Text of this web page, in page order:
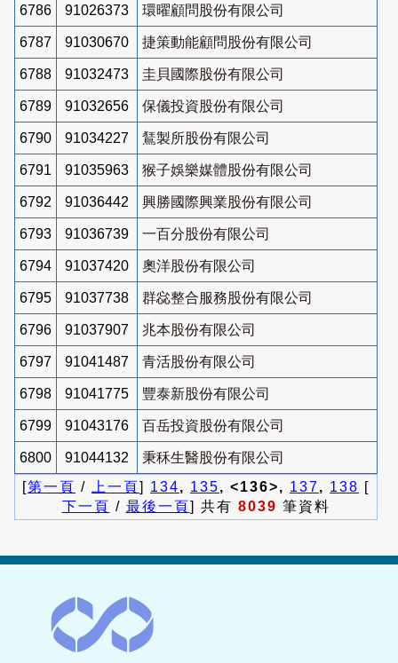
6786 91026373 環曜顧問股份有限公司
6787 91030670 捷策動能顧問股份有限公司
6788 91032473 圭貝國際股份有限公司
6789 91032656 保儀投資股份有限公司
6790 91034227 鵟製所股份有限公司
6791 91035963 猴子娛樂媒體股份有限公司
6792 91036442 興勝國際興業股份有限公司
6793 91036739 一百分股份有限公司
6794 91037420 奧洋股份有限公司
6795 91037738 群惢整合服務股份有限公司
6796 91037907 兆本股份有限公司
6797 91041487 青活股份有限公司
6798 91041775 豐泰新股份有限公司
6799 91043176 百岳投資股份有限公司
6800 91044132
秉秝生醫股份有限公司
[第一頁 / 上一頁] 134, 135, <136>, 137, 138 [
下一頁 / 最後一頁] 共有 8039 筆資料